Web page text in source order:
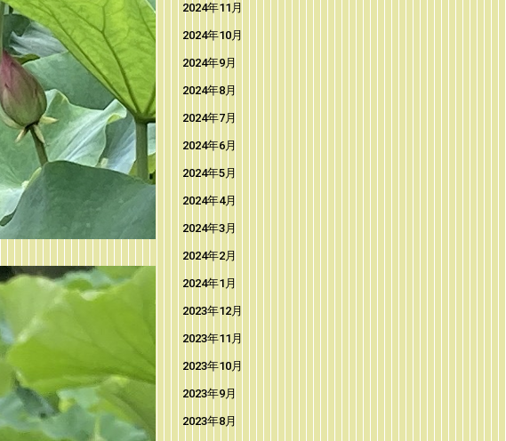
2024年11月
2024年10月
2024年9月
2024年8月
2024年7月
2024年6月
2024年5月
2024年4月
2024年3月
2024年2月
2024年1月
2023年12月
2023年11月
2023年10月
2023年9月
2023年8月